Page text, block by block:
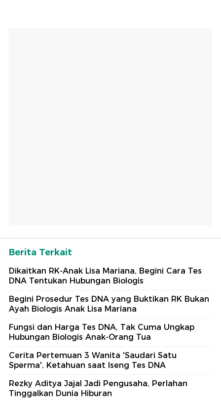
Berita Terkait
Dikaitkan RK-Anak Lisa Mariana, Begini Cara Tes
DNA Tentukan Hubungan Biologis
Begini Prosedur Tes DNA yang Buktikan RK Bukan
Ayah Biologis Anak Lisa Mariana
Fungsi dan Harga Tes DNA, Tak Cuma Ungkap
Hubungan Biologis Anak-Orang Tua
Cerita Pertemuan 3 Wanita 'Saudari Satu
Sperma', Ketahuan saat Iseng Tes DNA
Rezky Aditya Jajal Jadi Pengusaha, Perlahan
Tinggalkan Dunia Hiburan